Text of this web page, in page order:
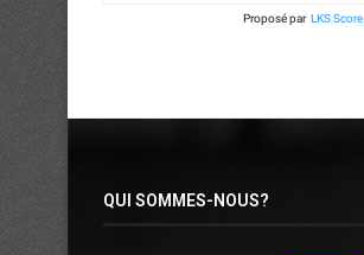
Proposé par LKS Score
QUI SOMMES-NOUS?